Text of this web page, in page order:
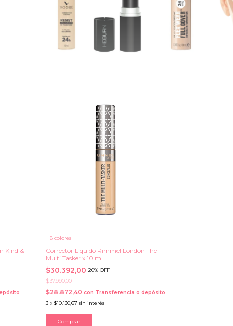
Kind &
8 colores
Corrector Liquido Rimmel London The
Multi Tasker x 10 ml.
$30.392,00 20% OFF
$37.990,00
$28.872,40 con Transferencia o depósito
3 x $10.130,67 sin interés
Comprar